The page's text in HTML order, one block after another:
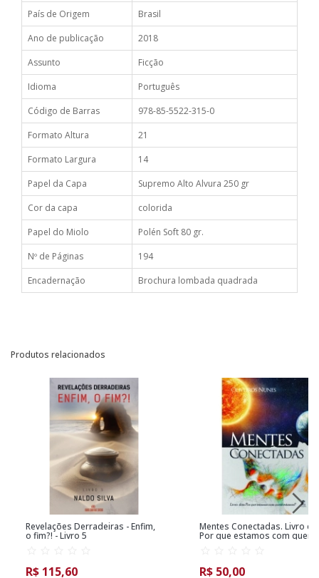
País de Origem
Brasil
Ano de publicação
2018
Assunto
Ficção
Idioma
Português
Código de Barras
978-85-5522-315-0
Formato Altura
21
Formato Largura
14
Papel da Capa
Supremo Alto Alvura 250 gr
Cor da capa
colorida
Papel do Miolo
Polén Soft 80 gr.
Nº de Páginas
194
Encadernação
Brochura lombada quadrada
Produtos relacionados
Revelações Derradeiras - Enfim,
o fim?! - Livro 5
R$ 115,60
Mentes Conectadas. Livro
Por que estamos com quem
R$ 50,00